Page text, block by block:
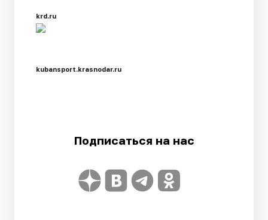
krd.ru
kubansport.krasnodar.ru
Подписаться на нас